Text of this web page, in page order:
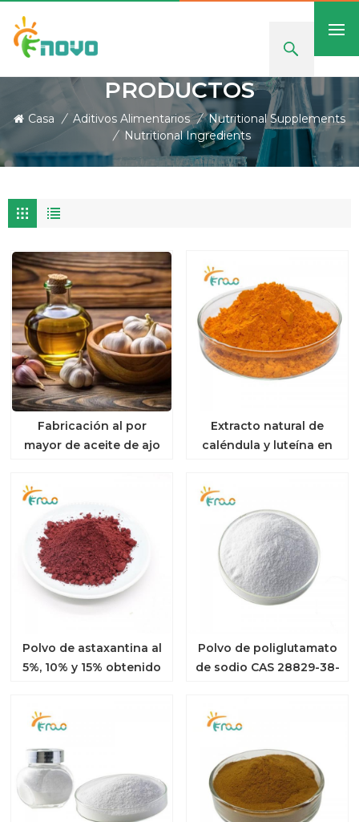
PRODUCTOS
Casa / Aditivos Alimentarios / Nutritional Supplements
/
Nutritional Ingredients
Fabricación al por
mayor de aceite de ajo
Extracto natural de
caléndula y luteína en
Polvo de astaxantina al
5%, 10% y 15% obtenido
Polvo de poliglutamato
de sodio CAS 28829-38-